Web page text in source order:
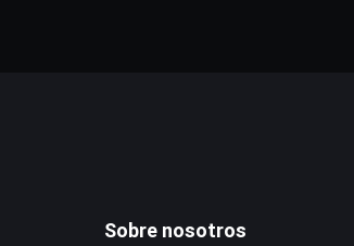
Sobre nosotros